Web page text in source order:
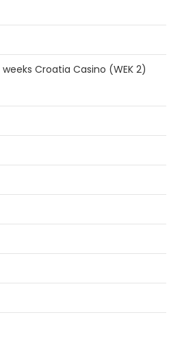
weeks Croatia Casino (WEK 2)